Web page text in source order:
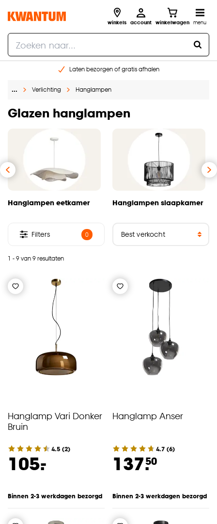
winkels account winkelwagen menu
Laten bezorgen of gratis afhalen
Gratis raam advies en opmeten aan huis
… Verlichting Hanglampen
Glazen hanglampen
Hanglampen eetkamer Hanglampen slaapkamer
1 - 9 van 9 resultaten
Filters 0
Hanglamp Vari Donker
Bruin
4.5 (2)
105.
-
Binnen 2-3 werkdagen bezorgd
Hanglamp Anser
4.7 (6)
137.50
Binnen 2-3 werkdagen bezorgd